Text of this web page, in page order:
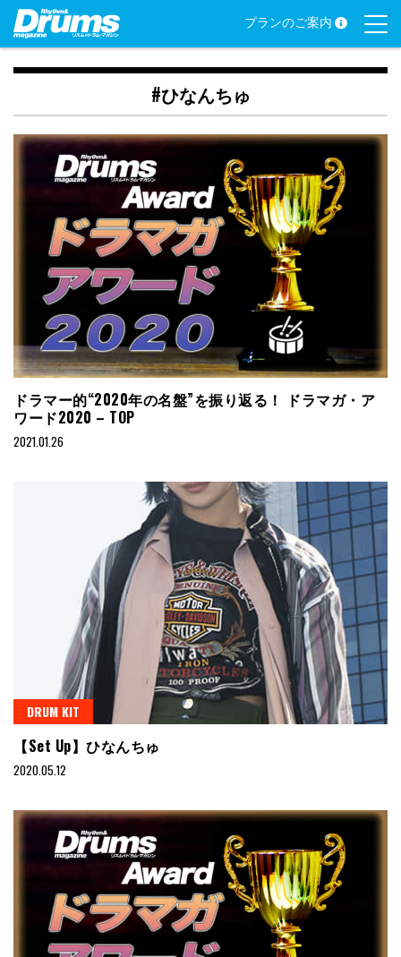
Skip
content
プランのご案内
#ひなんちゅ
ドラマー的“2020年の名盤”を振り返る！ ドラマガ・ア
ワード2020 – TOP
2021.01.26
DRUM KIT
【Set Up】ひなんちゅ
2020.05.12